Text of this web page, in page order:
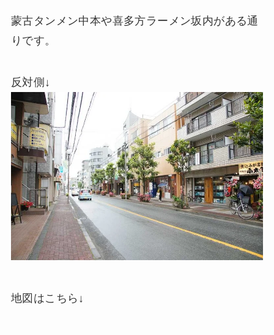
蒙古タンメン中本や喜多方ラーメン坂内がある通
りです。
反対側↓
地図はこちら↓